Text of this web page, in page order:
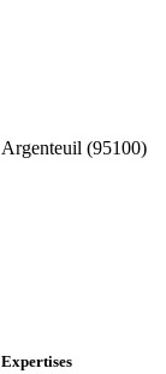
Argenteuil (95100)
Expertises